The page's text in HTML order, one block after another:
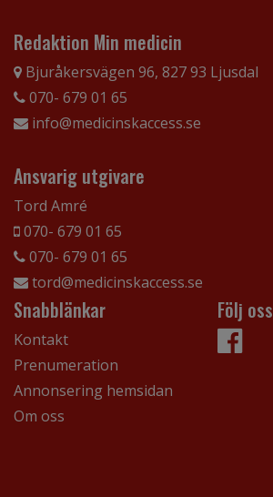
Redaktion Min medicin
Bjuråkersvägen 96, 827 93 Ljusdal
070- 679 01 65
info@medicinskaccess.se
Ansvarig utgivare
Tord Amré
070- 679 01 65
070- 679 01 65
tord@medicinskaccess.se
Snabblänkar
Kontakt
Prenumeration
Annonsering hemsidan
Om oss
Följ oss